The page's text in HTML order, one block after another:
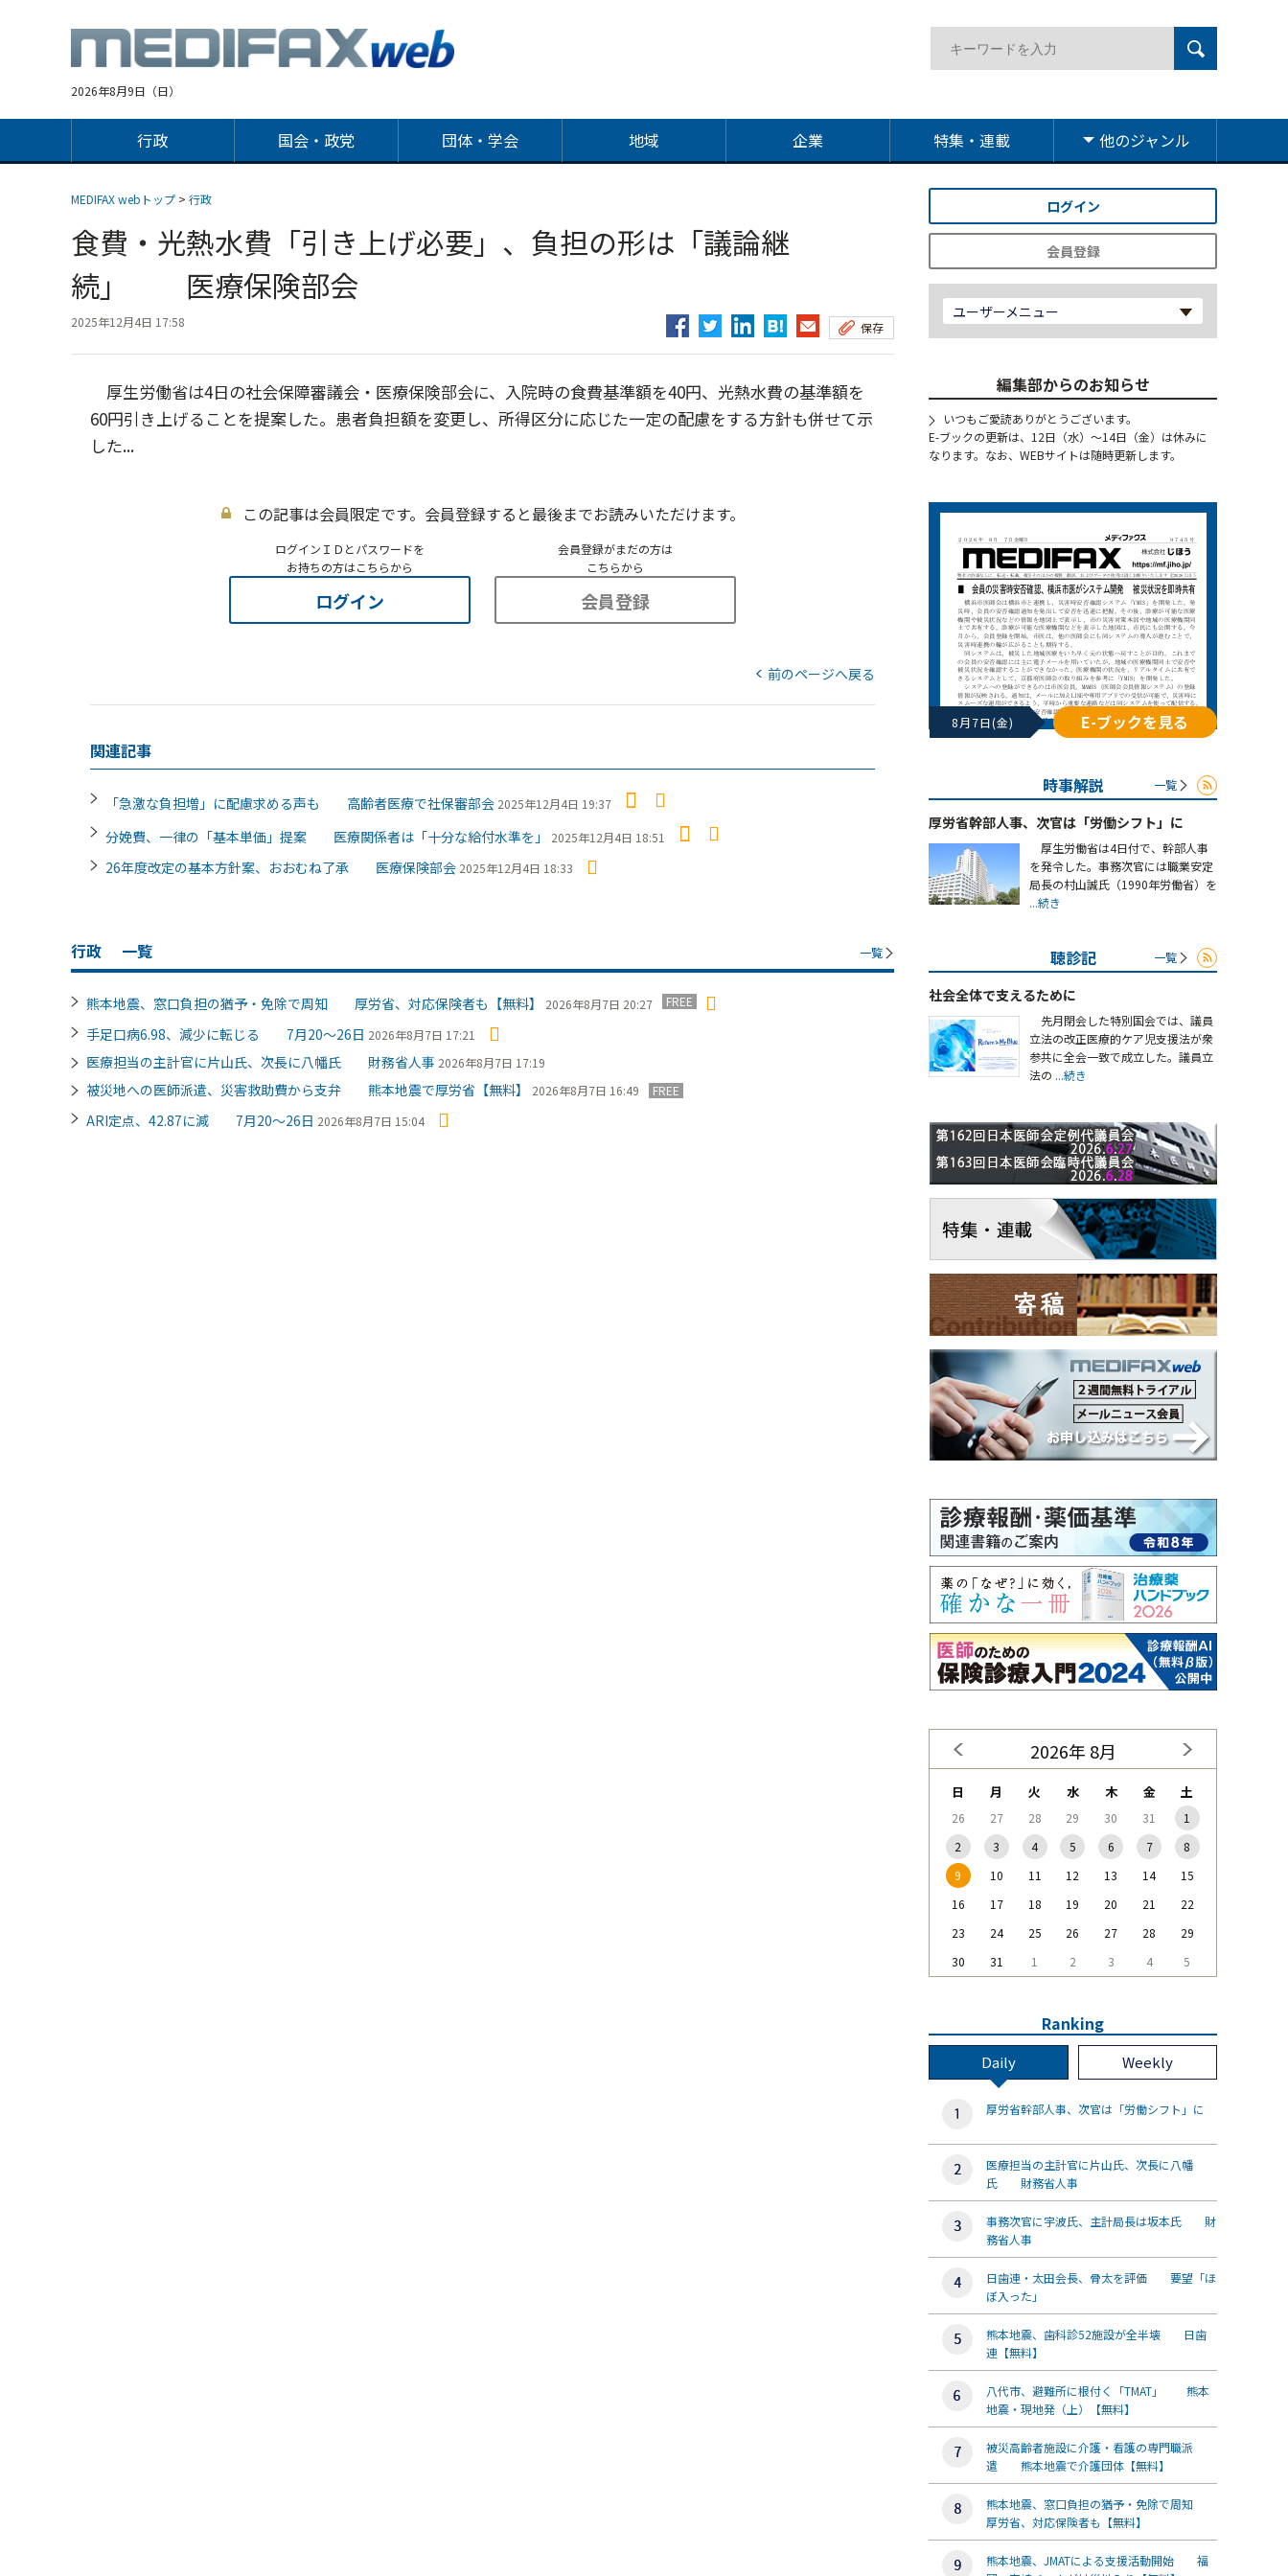
2026年8月9日（日）
行政 国会・政党 団体・学会 地域 企業 特集・連載 他のジャンル
MEDIFAX webトップ > 行政
食費・光熱水費「引き上げ必要」、負担の形は「議論継
続」 医療保険部会
2025年12月4日 17:58 保存
厚生労働省は4日の社会保障審議会・医療保険部会に、入院時の食費基準額を40円、光熱水費の基準額を
60円引き上げることを提案した。患者負担額を変更し、所得区分に応じた一定の配慮をする方針も併せて示
した...
この記事は会員限定です。会員登録すると最後までお読みいただけます。
ログインＩＤとパスワードを
お持ちの方はこちらから
ログイン
会員登録がまだの方は
こちらから
会員登録
前のページへ戻る
関連記事
「急激な負担増」に配慮求める声も 高齢者医療で社保審部会 2025年12月4日 19:37
分娩費、一律の「基本単価」提案 医療関係者は「十分な給付水準を」 2025年12月4日 18:51
26年度改定の基本方針案、おおむね了承 医療保険部会 2025年12月4日 18:33
行政 一覧 一覧
熊本地震、窓口負担の猶予・免除で周知 厚労省、対応保険者も【無料】 2026年8月7日 20:27 FREE
手足口病6.98、減少に転じる 7月20～26日 2026年8月7日 17:21
医療担当の主計官に片山氏、次長に八幡氏 財務省人事 2026年8月7日 17:19
被災地への医師派遣、災害救助費から支弁 熊本地震で厚労省【無料】 2026年8月7日 16:49 FREE
ARI定点、42.87に減 7月20～26日 2026年8月7日 15:04
ログイン
会員登録
ユーザーメニュー
編集部からのお知らせ
いつもご愛読ありがとうございます。
E-ブックの更新は、12日（水）～14日（金）は休みに
なります。なお、WEBサイトは随時更新します。
8月7日(金) E-ブックを見る
時事解説 一覧
厚労省幹部人事、次官は「労働シフト」に
厚生労働省は4日付で、幹部人事
を発令した。事務次官には職業安定
局長の村山誠氏（1990年労働省）を
...続き
聴診記 一覧
社会全体で支えるために
先月閉会した特別国会では、議員
立法の改正医療的ケア児支援法が衆
参共に全会一致で成立した。議員立
法の ...続き
2026年 8月
日 月 火 水 木 金 土
26 27 28 29 30 31
1
2
3 4 5 6 7
8
9
10 11 12 13 14
15
16
17 18 19 20 21
22
23
24 25 26 27 28
29
30
31 1 2 3 4 5
Ranking
Daily Weekly
厚労省幹部人事、次官は「労働シフト」に
医療担当の主計官に片山氏、次長に八幡
氏 財務省人事
事務次官に宇波氏、主計局長は坂本氏 財
務省人事
日歯連・太田会長、骨太を評価 要望「ほ
ぼ入った」
熊本地震、歯科診52施設が全半壊 日歯
連【無料】
八代市、避難所に根付く「TMAT」 熊本
地震・現地発（上）【無料】
被災高齢者施設に介護・看護の専門職派
遣 熊本地震で介護団体【無料】
熊本地震、窓口負担の猶予・免除で周知
厚労省、対応保険者も【無料】
熊本地震、JMATによる支援活動開始 福